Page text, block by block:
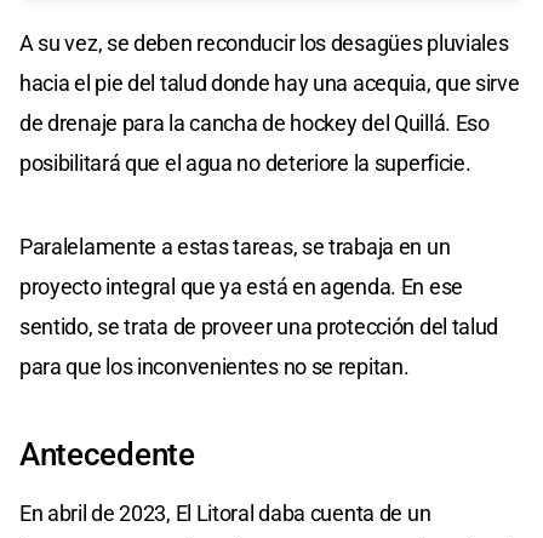
A su vez, se deben reconducir los desagües pluviales
hacia el pie del talud donde hay una acequia, que sirve
de drenaje para la cancha de hockey del Quillá. Eso
posibilitará que el agua no deteriore la superficie.
Paralelamente a estas tareas, se trabaja en un
proyecto integral que ya está en agenda. En ese
sentido, se trata de proveer una protección del talud
para que los inconvenientes no se repitan.
Antecedente
En abril de 2023, El Litoral daba cuenta de un